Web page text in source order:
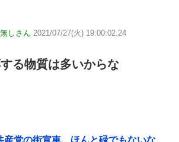
しさん 2021/07/27(火) 19:00:02.24
る物質は多いからな